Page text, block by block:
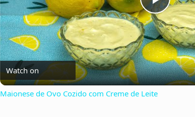
P
l
a
Watch on
Maionese de Ovo Cozido com Creme de Leite